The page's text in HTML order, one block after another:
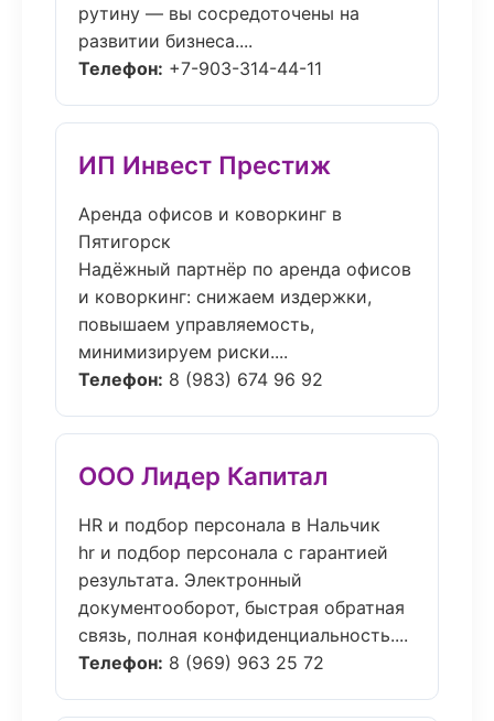
рутину — вы сосредоточены на
развитии бизнеса....
Телефон: +7-903-314-44-11
ИП Инвест Престиж
Аренда офисов и коворкинг в
Пятигорск
Надёжный партнёр по аренда офисов
и коворкинг: снижаем издержки,
повышаем управляемость,
минимизируем риски....
Телефон: 8 (983) 674 96 92
ООО Лидер Капитал
HR и подбор персонала в Нальчик
hr и подбор персонала с гарантией
результата. Электронный
документооборот, быстрая обратная
связь, полная конфиденциальность....
Телефон: 8 (969) 963 25 72